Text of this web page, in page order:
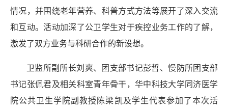
情况，并围绕老年营养、科普方式方法等展开了深入交流
和互动。活动加深了公卫学生对于疾控业务工作的了解，
激发了双方业务与科研合作的新设想。
卫监所副所长刘爽、团支部书记彭哲、慢防所团支部
书记张佩君及相关科室青年骨干，华中科技大学同济医学
院公共卫生学院副教授陈梁凯及学生代表参加了本次活